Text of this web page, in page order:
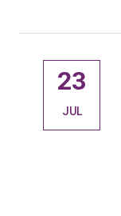
23
JUL